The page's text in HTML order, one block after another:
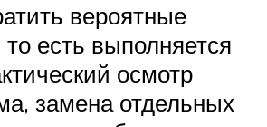
вероятные
есть выполняется
осмотр
замена отдельных